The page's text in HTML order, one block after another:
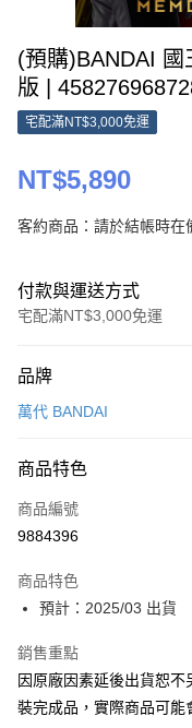
(預購)BANDAI
版 |
宅配滿NT$3,000免運
NT$5,890
客約商品：請於結帳時在
付款與運送方式
宅配滿NT$3,000免運
信用卡一次付款
Google Pay
全盈+PAY
相關說明
【大哥付你分期使用說明】
流程，驗證手機門號後，選
成交易。
3.實際核准額度、可分期數
4.訂單成立30分鐘內，如未
ATM付款
運送方式
預購-宅配(舊)
品牌
萬代 BANDAI
商品特色
商品編號
9884396
商品特色
預計：2025/03 出貨
銷售重點
因原廠因素延後出貨恕
裝完成品，實際商品可能